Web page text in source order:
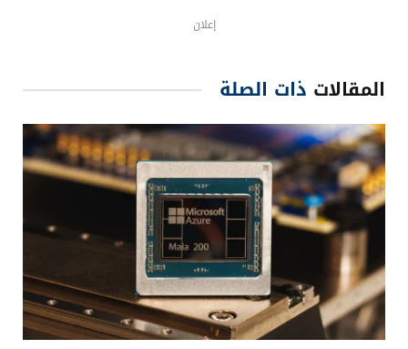
إعلان
المقالات ذات الصلة